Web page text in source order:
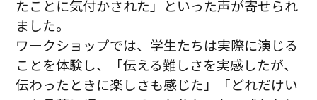
たことに気付かされた」といった声が寄せられ
ました。
ワークショップでは、学生たちは実際に演じる
ことを体験し、「伝える難しさを実感したが、
伝わったときに楽しさも感じた」「どれだけい